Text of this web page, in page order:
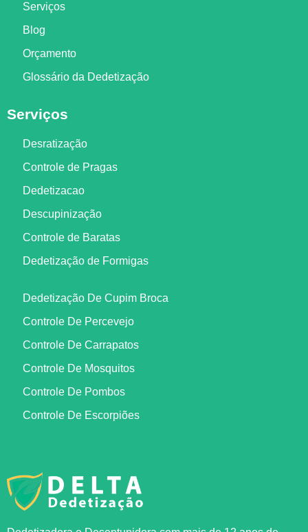
Serviços
Blog
Orçamento
Glossário da Dedetização
Serviços
Desratização
Controle de Pragas
Dedetizacao
Descupinização
Controle de Baratas
Dedetização de Formigas
Dedetização De Cupim Broca
Controle De Percevejo
Controle De Carrapatos
Controle De Mosquitos
Controle De Pombos
Controle De Escorpiões